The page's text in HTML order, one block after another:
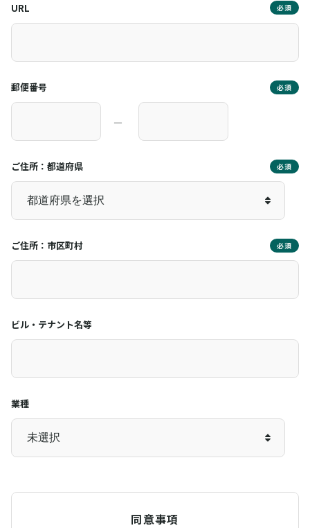
URL 必須
郵便番号 必須
―
ご住所：都道府県 必須
ご住所：市区町村 必須
ビル・テナント名等
業種
同意事項